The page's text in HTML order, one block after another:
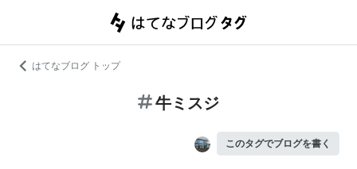
はてなブログ トップ
牛ミスジ
このタグでブログを書く